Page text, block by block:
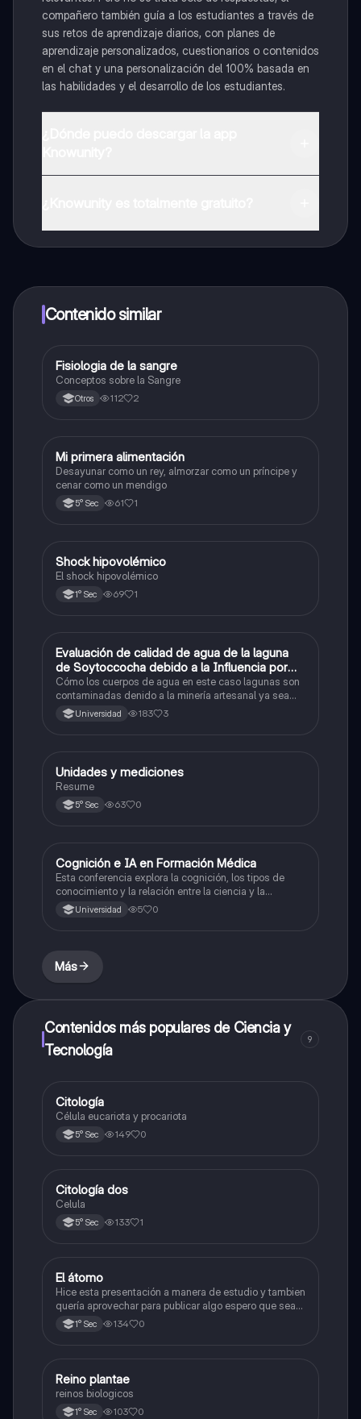
compañero también guía a los estudiantes a través de
sus retos de aprendizaje diarios, con planes de
aprendizaje personalizados, cuestionarios o contenidos
en el chat y una personalización del 100% basada en
las habilidades y el desarrollo de los estudiantes.
a determinadas funciones.
Contenido similar
Ciencia y Tecnología
Fisiologia de la sangre
Conceptos sobre la Sangre
Otros 112 2
Computación e Informática
Mi primera alimentación
Desayunar como un rey, almorzar como un príncipe y
cenar como un mendigo
5° Sec 61 1
Ciencia y Tecnología
Shock hipovolémico
El shock hipovolémico
1° Sec 69 1
Ciencia y Tecnología
Evaluación de calidad de agua de la laguna
de Soytoccocha debido a la Influencia por
minería artesanal
Cómo los cuerpos de agua en este caso lagunas son
contaminadas denido a la minería artesanal ya sea
formal o informal
Universidad 183 3
Ciencia y Tecnología
Unidades y mediciones
Resume
5° Sec 63 0
Ciencia y Tecnología
Cognición e IA en Formación Médica
Esta conferencia explora la cognición, los tipos de
conocimiento y la relación entre la ciencia y la
inteligencia artificial en la formación médica.
Universidad 5 0
Más
Contenidos más populares de Ciencia y
Tecnología
9
Ciencia y Tecnología
Citología
Célula eucariota y procariota
5° Sec 149 0
Ciencia y Tecnología
Citología dos
Celula
5° Sec 133 1
Ciencia y Tecnología
El átomo
Hice esta presentación a manera de estudio y tambien
quería aprovechar para publicar algo espero que sea
de su agrado , habla del átomo y lo básico sobre el,
solo eso bye
1° Sec 134 0
RCiencia y Tecnología
Reino plantae
reinos biologicos
1° Sec 103 0